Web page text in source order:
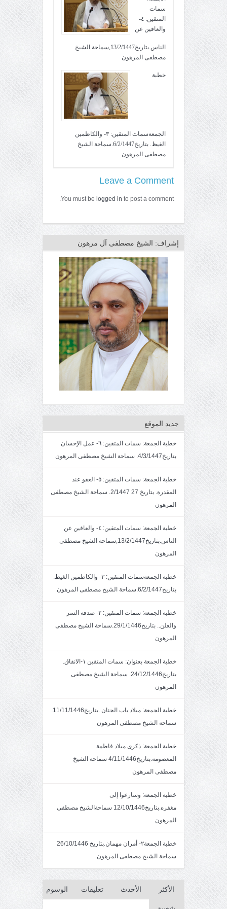
سمات
المتقين: ٤-
والعافين عن
الناس.بتاريخ13/2/1447,سماحة الشيخ
مصطفى المرهون
خطبة
الجمعةسمات المتقين: ٣- والكاظمين
الغيظ. بتاريخ6/2/1447.سماحة الشيخ
مصطفى المرهون
Leave a Comment
You must be logged in to post a comment.
إشراف: الشيخ مصطفى آل مرهون
جديد الموقع
خطبة الجمعة: سمات المتقين: ٦- عمل الإحسان
بتاريخ4/3/1447. سماحة الشيخ مصطفى المرهون
خطبة الجمعة: سمات المتقين: ٥- العفو عند
المقدرة. بتاريخ 27 2/1447. سماحة الشيخ مصطفى
المرهون
خطبة الجمعة: سمات المتقين: ٤- والعافين عن
الناس.بتاريخ13/2/1447,سماحة الشيخ مصطفى
المرهون
خطبة الجمعةسمات المتقين: ٣- والكاظمين الغيظ.
بتاريخ6/2/1447.سماحة الشيخ مصطفى المرهون
خطبة الجمعة: سمات المتقين: ٢- صدقة السر
والعلن.. بتاريخ29/1/1446.سماحة الشيخ مصطفى
المرهون
خطبة الجمعة بعنوان: سمات المتقين ١-الانفاق.
بتاريخ24/12/1446. سماحة الشيخ مصطفى
المرهون
خطبة الجمعة: ميلاد باب الجنان .بتاريخ11/11/1446.
سماحة الشيخ مصطفى المرهون
خطبة الجمعة: ذكرى ميلاد فاطمة
المعصومه.بتاريخ4/11/1446 سماحة الشيخ
مصطفى المرهون
خطبة الجمعه: وسارعوا إلى
مغفره.بتاريخ12/10/1446 سماحةالشيخ مصطفى
المرهون
خطبة الجمعة٢- أمران مهمان.بتاريخ 26/10/1446
سماحة الشيخ مصطفى المرهون
الأكثر الأحدث تعليقات الوسوم